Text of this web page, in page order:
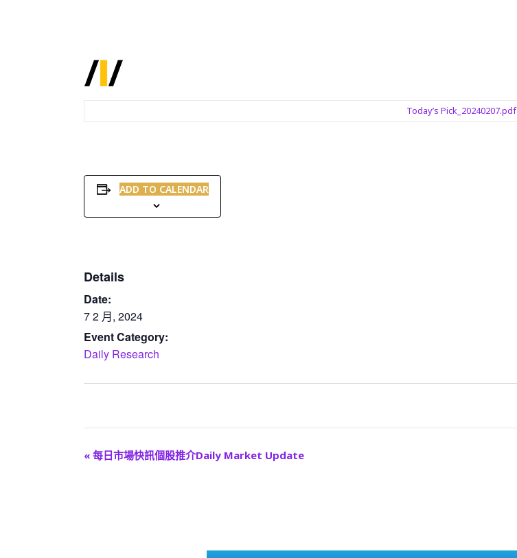
Today’s Pick_20240207.pdf
ADD TO CALENDAR
Details
Date:
7 2 月, 2024
Event Category:
Daily Research
E
« 每日市場快訊個股推介Daily Market Update